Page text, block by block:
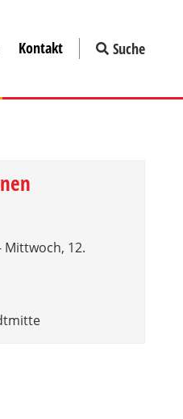
Suche
Kontakt
Mittwoch, 12.